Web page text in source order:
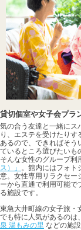
貸切個室や女子会プラ
気の合う友達と一緒にス
り、エステを受けたりす
あるので、できればそう
ているところ選びたいも
そんな女性のグループ利
ス）」
。館内にはフォト
意。女性専用リラクセー
ーから直通で利用可能で
る施設です。
東急大井町線の女子旅・
でも特に人気があるのは
泉 湯もみの里 などの施